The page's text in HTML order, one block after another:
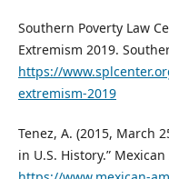
Southern Poverty Law
Extremism 2019.
https://
extremism-2019
Tenez, A. (2015, March
in U.S. History.”